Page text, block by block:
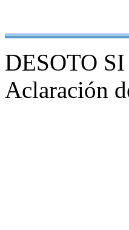
DESOTO SI
Aclaración